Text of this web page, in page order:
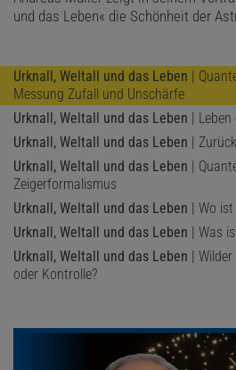
und das Leben« die Schönheit der
Urknall, Weltall und das Leben |
Messung Zufall und Unschärfe
Urknall, Weltall und das Leben |
Urknall, Weltall und das Leben |
Urknall, Weltall und das Leben |
Zeigerformalismus
Urknall, Weltall und das Leben | Wo
Urknall, Weltall und das Leben | Was
Urknall, Weltall und das Leben |
oder Kontrolle?